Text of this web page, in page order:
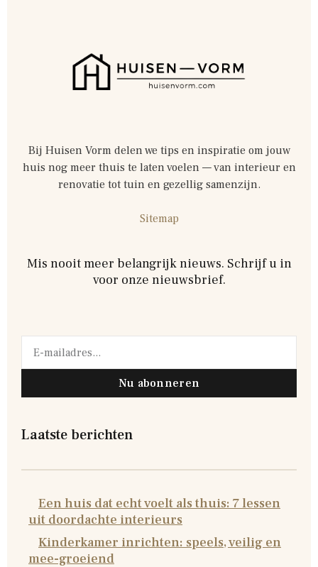
Bij Huisen Vorm delen we tips en inspiratie om jouw
huis nog meer thuis te laten voelen — van interieur en
renovatie tot tuin en gezellig samenzijn.
Sitemap
Mis nooit meer belangrijk nieuws. Schrijf u in
voor onze nieuwsbrief.
Nu abonneren
Laatste berichten
Een huis dat echt voelt als thuis: 7 lessen
uit doordachte interieurs
Kinderkamer inrichten: speels, veilig en
mee-groeiend